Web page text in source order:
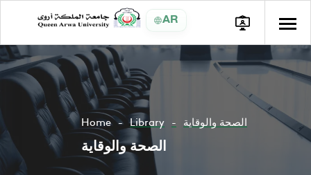
AR
Home Library الصحة والوقاية
الصحة والوقاية